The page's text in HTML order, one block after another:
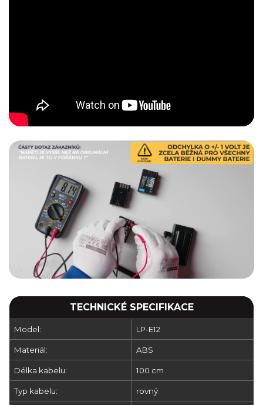
TECHNICKÉ SPECIFIKACE
Model: LP-E12
Materiál: ABS
Délka kabelu: 100 cm
Typ kabelu: rovný